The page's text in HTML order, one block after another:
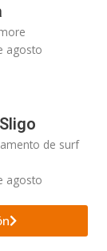
agosto
de surf
agosto